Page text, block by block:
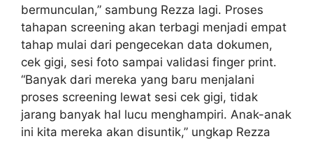
bermunculan,” sambung Rezza lagi. Proses
tahapan screening akan terbagi menjadi empat
tahap mulai dari pengecekan data dokumen,
cek gigi, sesi foto sampai validasi finger print.
“Banyak dari mereka yang baru menjalani
proses screening lewat sesi cek gigi, tidak
jarang banyak hal lucu menghampiri. Anak-anak
ini kita mereka akan disuntik,” ungkap Rezza